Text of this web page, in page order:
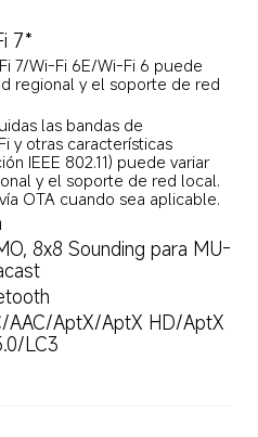
7*
7/Wi-Fi 6E/Wi-Fi 6 puede
regional y el soporte de red
las bandas de
y otras características
IEEE 802.11) puede variar
y el soporte de red local.
OTA cuando sea aplicable.
8x8 Sounding para MU-
AAC/AptX/AptX HD/AptX
LC3